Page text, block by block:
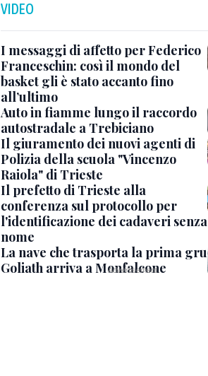
VIDEO
I messaggi di affetto per Federico
Franceschin: così il mondo del
basket gli è stato accanto fino
all’ultimo
Auto in fiamme lungo il raccordo
autostradale a Trebiciano
Il giuramento dei nuovi agenti di
Polizia della scuola "Vincenzo
Raiola" di Trieste
Il prefetto di Trieste alla
conferenza sul protocollo per
l'identificazione dei cadaveri senza
nome
La nave che trasporta la prima gru
Goliath arriva a Monfalcone